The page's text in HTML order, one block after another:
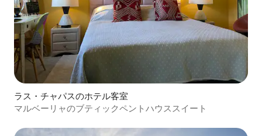
ラス・チャパスのホテル客室
マルベーリャのブティックペントハウススイート